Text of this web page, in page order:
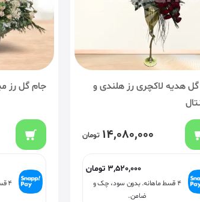
هدیه لاکچری رز هلندی و
14,080,000 تومان
3,520,000 تومان
۴ قسط ماهانه. بدون سود، چک و
ضامن.
جام گل رز
۴